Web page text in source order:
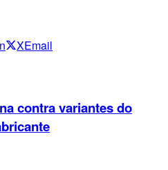
XEmail
contra variantes do